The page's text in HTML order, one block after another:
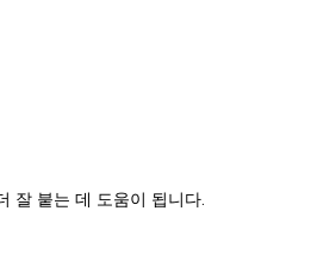
잘 붙는 데 도움이 됩니다.